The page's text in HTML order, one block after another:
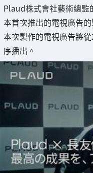
Plaud株式會社藝術總
本首次推出的電視廣告的
本次製作的電視廣告將
序播出。